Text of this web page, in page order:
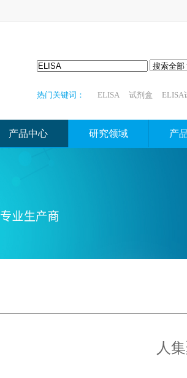
热门关键词： ELISA 试剂盒 ELISA
产品中心 研究领域 产
人